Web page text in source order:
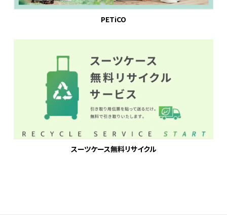
PETiCO
スーツケース無料リサイクル